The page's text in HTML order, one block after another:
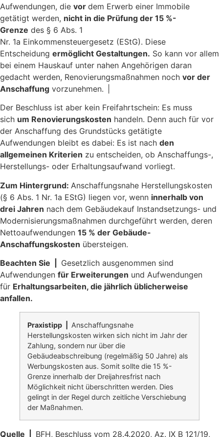
Aufwendungen, die vor dem Erwerb einer Immobile
getätigt werden, nicht in die Prüfung der 15 %-
Grenze des § 6 Abs. 1
Nr. 1a Einkommensteuergesetz (EStG). Diese
Entscheidung ermöglicht Gestaltungen. So kann vor allem
bei einem Hauskauf unter nahen Angehörigen daran
gedacht werden, Renovierungsmaßnahmen noch vor der
Anschaffung vorzunehmen. |
Der Beschluss ist aber kein Freifahrtschein: Es muss
sich um Renovierungskosten handeln. Denn auch für vor
der Anschaffung des Grundstücks getätigte
Aufwendungen bleibt es dabei: Es ist nach den
allgemeinen Kriterien zu entscheiden, ob Anschaffungs-,
Herstellungs- oder Erhaltungsaufwand vorliegt.
Zum Hintergrund: Anschaffungsnahe Herstellungskosten
(§ 6 Abs. 1 Nr. 1a EStG) liegen vor, wenn innerhalb von
drei Jahren nach dem Gebäudekauf Instandsetzungs- und
Modernisierungsmaßnahmen durchgeführt werden, deren
Nettoaufwendungen 15 % der Gebäude-
Anschaffungskosten übersteigen.
Beachten Sie | Gesetzlich ausgenommen sind
Aufwendungen für Erweiterungen und Aufwendungen
für Erhaltungsarbeiten, die jährlich üblicherweise
anfallen.
Praxistipp | Anschaffungsnahe
Herstellungskosten wirken sich nicht im Jahr der
Zahlung, sondern nur über die
Gebäudeabschreibung (regelmäßig 50 Jahre) als
Werbungskosten aus. Somit sollte die 15 %-
Grenze innerhalb der Dreijahresfrist nach
Möglichkeit nicht überschritten werden. Dies
gelingt in der Regel durch zeitliche Verschiebung
der Maßnahmen.
Quelle | BFH, Beschluss vom 28.4.2020, Az. IX B 121/19,